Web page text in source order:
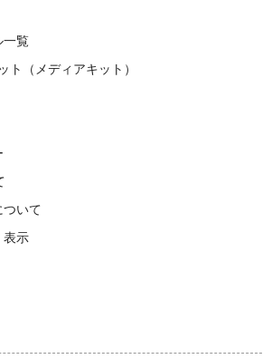
一覧
（メディアキット）
いて
表示